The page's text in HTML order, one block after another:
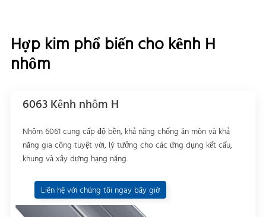
Hợp kim phổ biến cho kênh H
nhôm
6063 Kênh nhôm H
Nhôm 6061 cung cấp độ bền, khả năng chống ăn mòn và khả
năng gia công tuyệt vời, lý tưởng cho các ứng dụng kết cấu,
khung và xây dựng hạng nặng.
Liên hệ với chúng tôi ngay bây giờ